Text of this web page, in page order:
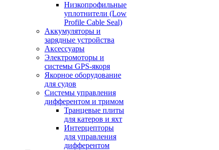
Низкопрофильные
уплотнители (Low
Profile Cable Seal)
Аккумуляторы и
зарядные устройства
Аксессуары
Электромоторы и
системы GPS-якоря
Якорное оборудование
для судов
Системы управления
дифферентом и тримом
Транцевые плиты
для катеров и яхт
Интерцепторы
для управления
дифферентом